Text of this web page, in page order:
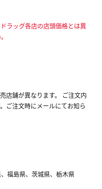
ラッグ各店の店頭価格とは異
店舗が異なります。 ご注文内
ご注文時にメールにてお知ら
福島県、茨城県、栃木県